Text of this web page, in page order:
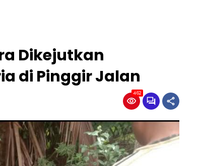
Dikejutkan
di Pinggir Jalan
462